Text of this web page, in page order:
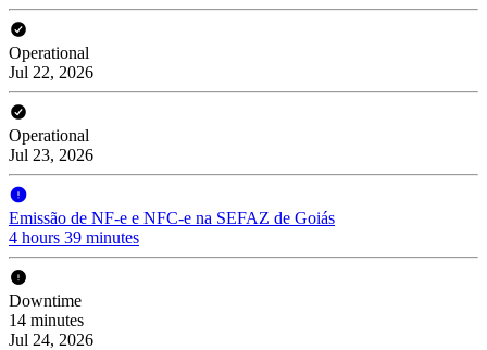
Operational
Jul 22, 2026
Operational
Jul 23, 2026
Emissão de NF-e e NFC-e na SEFAZ de Goiás
4 hours 39 minutes
Downtime
14 minutes
Jul 24, 2026